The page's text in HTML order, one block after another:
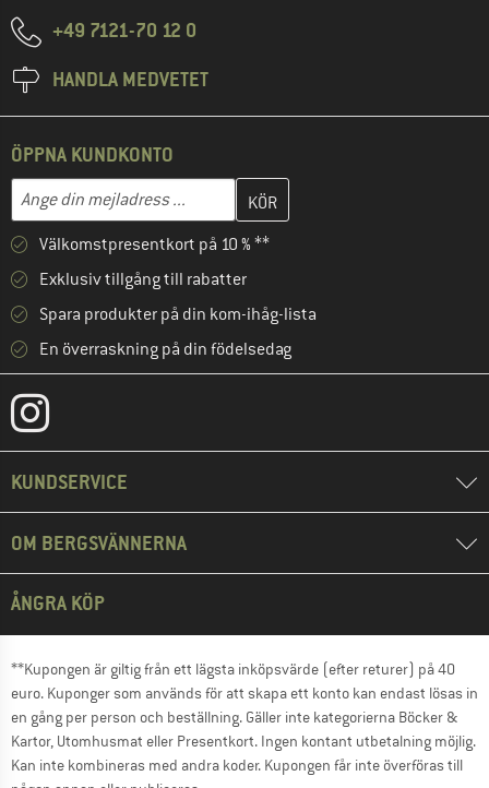
+49 7121-70 12 0
HANDLA MEDVETET
ÖPPNA KUNDKONTO
Mejladress
Skriv in din e-postadress här och skapa ditt kundkonto i nästa
Välkomstpresentkort på 10 % **
Exklusiv tillgång till rabatter
Spara produkter på din kom-ihåg-lista
En överraskning på din födelsedag
KUNDSERVICE
OM BERGSVÄNNERNA
ÅNGRA KÖP
**Kupongen är giltig från ett lägsta inköpsvärde (efter returer) på 40
euro. Kuponger som används för att skapa ett konto kan endast lösas in
en gång per person och beställning. Gäller inte kategorierna Böcker &
Kartor, Utomhusmat eller Presentkort. Ingen kontant utbetalning möjlig.
Kan inte kombineras med andra koder. Kupongen får inte överföras till